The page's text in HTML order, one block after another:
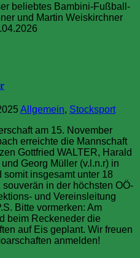
beliebtes Bambini-Fußball-
und Martin Weiskirchner
08.04.2026
Allgemein, Stocksport
am 15. November
erreichte die Mannschaft
Gottfried WALTER, Harald
Georg Müller (v.l.n.r) in
somit insgesamt unter 18
in der höchsten OÖ-
und Vereinsleitung
Bitte vormerken: Am
beim Reckeneder die
auf Eis geplant. Wir freuen
anmelden!